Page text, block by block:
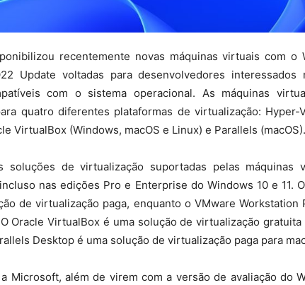
recentemente novas máquinas virtuais com o
Update voltadas para desenvolvedores
com o sistema operacional. As máquinas
quatro diferentes plataformas de virtualização: Hyper-
VirtualBox (Windows, macOS e Linux) e Parallels (macOS).
soluções de virtualização suportadas pelas máquinas
nas edições Pro e Enterprise do Windows 10 e 11.
de virtualização paga, enquanto o VMware Workstation
Oracle VirtualBox é uma solução de virtualização
Desktop é uma solução de virtualização paga para
Microsoft, além de virem com a versão de avaliação do